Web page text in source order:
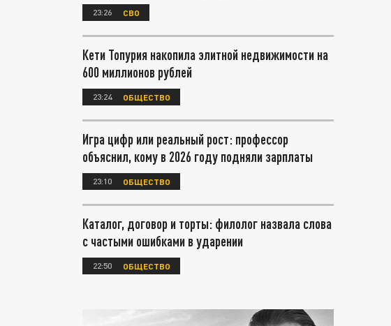
23:26 СВО
Кети Топурия накопила элитной недвижимости на
600 миллионов рублей
23:24 ОБЩЕСТВО
Игра цифр или реальный рост: профессор
объяснил, кому в 2026 году подняли зарплаты
23:10 ОБЩЕСТВО
Каталог, договор и торты: филолог назвала слова
с частыми ошибками в ударении
22:50 ОБЩЕСТВО